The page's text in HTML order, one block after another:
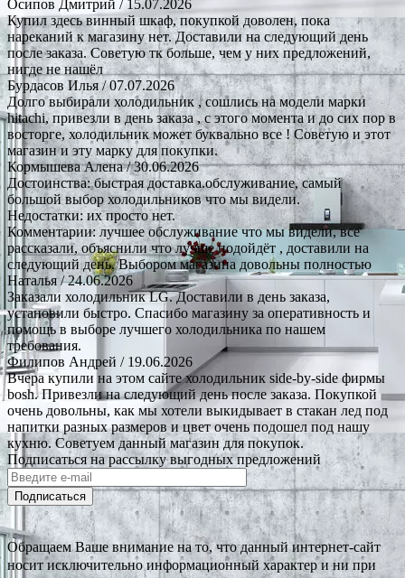
Осипов Дмитрий / 15.07.2026
Купил здесь винный шкаф, покупкой доволен, пока
нареканий к магазину нет. Доставили на следующий день
после заказа. Советую тк больше, чем у них предложений,
нигде не нашёл
Бурдасов Илья/ 07.07.2026
Долго выбирали холодильник , сошлись на модели марки
hitachi, привезли в день заказа , с этого момента и до сих пор в
восторге, холодильник может буквально все ! Советую и этот
магазин и эту марку для покупки.
Кормышева Алена/ 30.06.2026
Достоинства: быстрая доставка.обслуживание, самый
большой выбор холодильников что мы видели.
Недостатки: их просто нет.
Комментарии: лучшее обслуживание что мы видели, все
рассказали, объяснили что лучше подойдёт , доставили на
следующий день. Выбором магазина довольны полностью
Наталья/ 24.06.2026
Заказали холодильник LG. Доставили в день заказа,
установили быстро. Спасибо магазину за оперативность и
помощь в выборе лучшего холодильника по нашем
требования.
Филипов Андрей / 19.06.2026
Вчера купили на этом сайте холодильник side-by-side фирмы
bosh. Привезли на следующий день после заказа. Покупкой
очень довольны, как мы хотели выкидывает в стакан лед под
напитки разных размеров и цвет очень подошел под нашу
кухню. Советуем данный магазин для покупок.
Подписаться на рассылку выгодных предложений
Подписаться
Обращаем Ваше внимание на то, что данный интернет-сайт
носит исключительно информационный характер и ни при